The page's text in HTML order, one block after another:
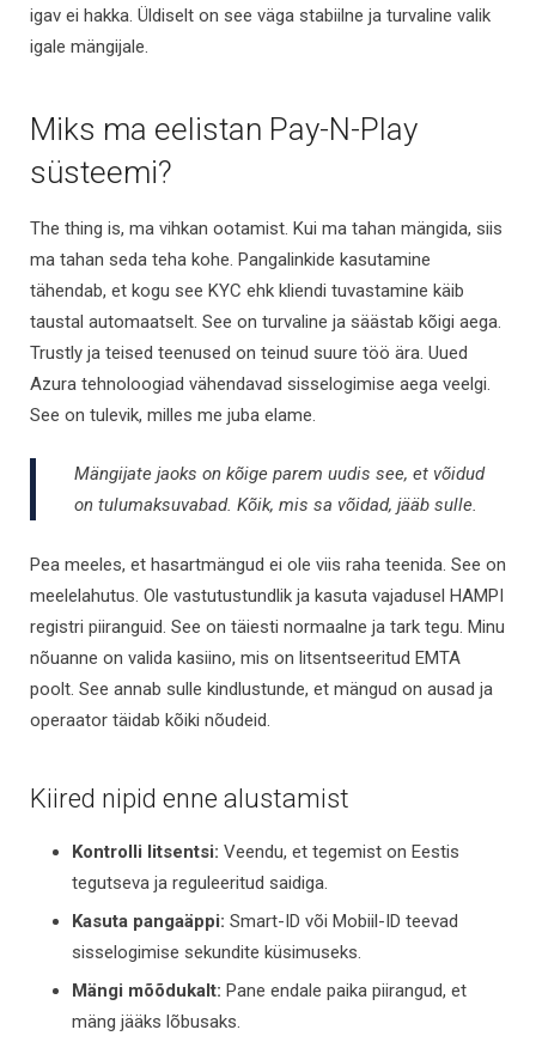
igav ei hakka. Üldiselt on see väga stabiilne ja turvaline valik
igale mängijale.
Miks ma eelistan Pay-N-Play
süsteemi?
The thing is, ma vihkan ootamist. Kui ma tahan mängida, siis
ma tahan seda teha kohe. Pangalinkide kasutamine
tähendab, et kogu see KYC ehk kliendi tuvastamine käib
taustal automaatselt. See on turvaline ja säästab kõigi aega.
Trustly ja teised teenused on teinud suure töö ära. Uued
Azura tehnoloogiad vähendavad sisselogimise aega veelgi.
See on tulevik, milles me juba elame.
Mängijate jaoks on kõige parem uudis see, et võidud
on tulumaksuvabad. Kõik, mis sa võidad, jääb sulle.
Pea meeles, et hasartmängud ei ole viis raha teenida. See on
meelelahutus. Ole vastutustundlik ja kasuta vajadusel HAMPI
registri piiranguid. See on täiesti normaalne ja tark tegu. Minu
nõuanne on valida kasiino, mis on litsentseeritud EMTA
poolt. See annab sulle kindlustunde, et mängud on ausad ja
operaator täidab kõiki nõudeid.
Kiired nipid enne alustamist
Kontrolli litsentsi: Veendu, et tegemist on Eestis
tegutseva ja reguleeritud saidiga.
Kasuta pangaäppi: Smart-ID või Mobiil-ID teevad
sisselogimise sekundite küsimuseks.
Mängi mõõdukalt: Pane endale paika piirangud, et
mäng jääks lõbusaks.